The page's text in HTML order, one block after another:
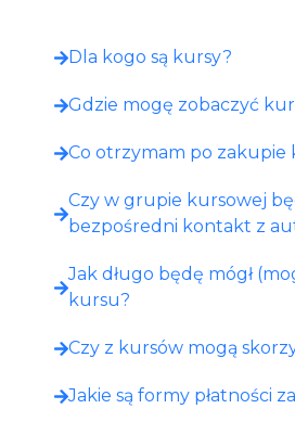
Dla kogo są kursy?
Gdzie mogę zobaczyć
Co otrzymam po zakupie
Czy w grupie kursowej
bezpośredni kontakt z
Jak długo będę mógł
kursu?
Czy z kursów mogą
Jakie są formy płatności